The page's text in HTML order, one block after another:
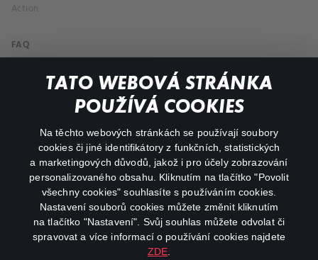
TATO WEBOVÁ STRÁNKA
POUŽÍVÁ COOKIES
Na těchto webových stránkách se používají soubory
cookies či jiné identifikátory z funkčních, statistických
a marketingových důvodů, jakož i pro účely zobrazování
personalizovaného obsahu. Kliknutím na tlačítko "Povolit
všechny cookies" souhlasíte s používáním cookies.
Nastavení souborů cookies můžete změnit kliknutím
na tlačítko "Nastavení". Svůj souhlas můžete odvolat či
spravovat a více informací o používání cookies najdete
ZDE
Action
FAQ
My profile
facebookinstagram
youtube